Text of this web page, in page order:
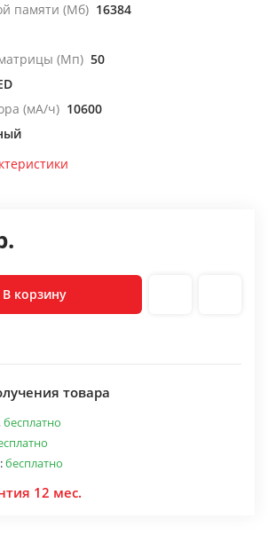
памяти (Мб) 16384
(Мп) 50
(мА/ч) 10600
В корзину
товара
бесплатно
бесплатно
12 мес.